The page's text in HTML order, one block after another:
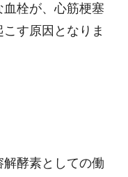
栓が、心筋梗塞
す原因となりま
酵素としての働